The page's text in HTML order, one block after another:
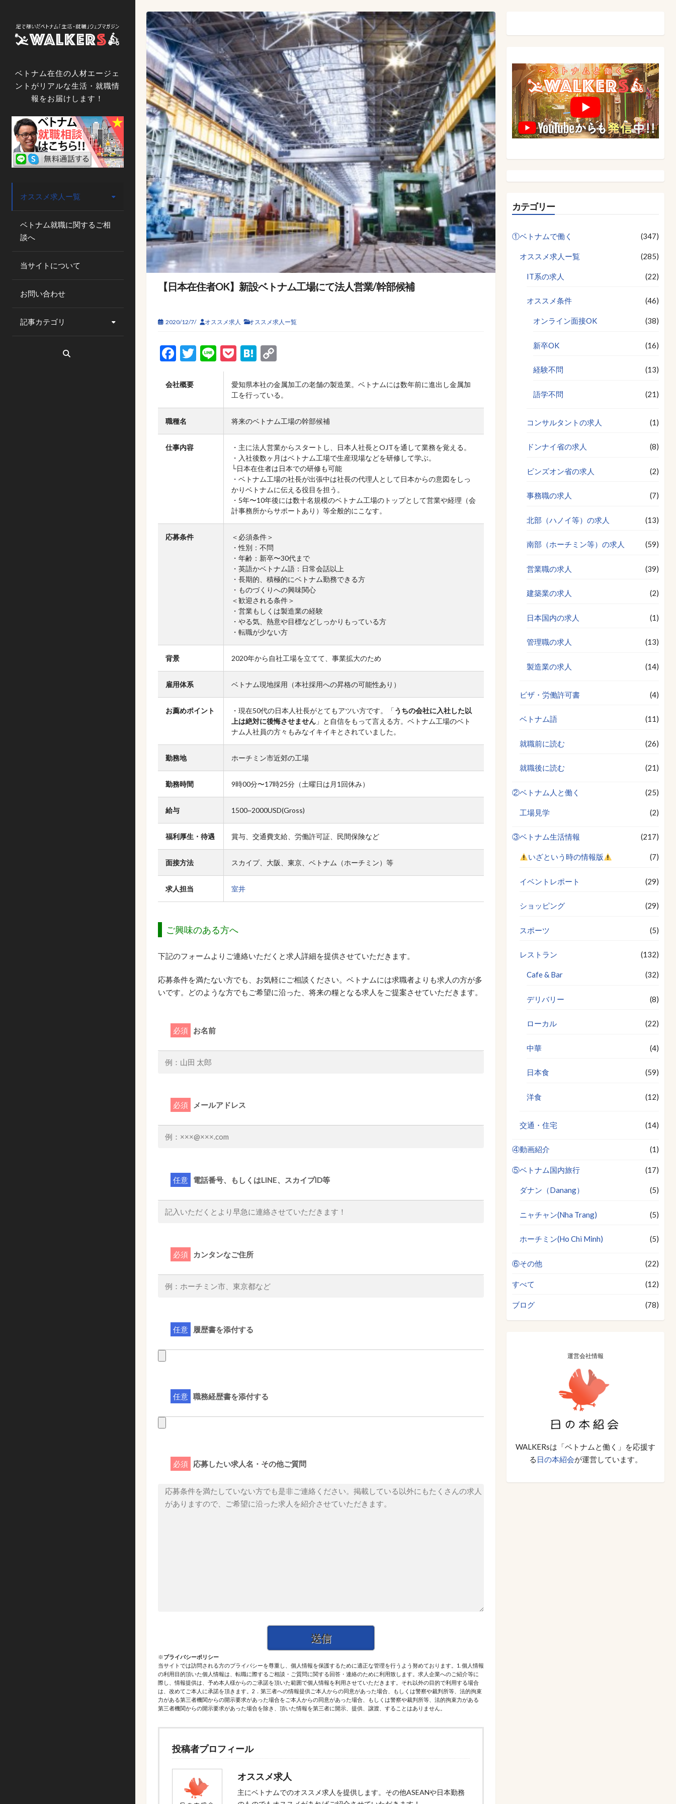
ベトナム在住の人材エージェ
ントがリアルな生活・就職情
報をお届けします！
オススメ求人ー覧
ベトナム就職に関するご相
談へ
当サイトについて
お問い合わせ
記事カテゴリ
【日本在住者OK】新設ベトナム工場にて法人営業/幹部候補
2020/12/7/ オススメ求人 オススメ求人ー覧
Facebook
Twitter
LinePocketHatena
Copy
会社概要
愛知県本社の金属加工の老舗の製造業。ベトナムには数年前に進出し金属加
工を行っている。
職種名 将来のベトナム工場の幹部候補
仕事内容
・主に法人営業からスタートし、日本人社長とOJTを通して業務を覚える。
・入社後数ヶ月はベトナム工場で生産現場などを研修して学ぶ。
└日本在住者は日本での研修も可能
・ベトナム工場の社長が出張中は社長の代理人として日本からの意図をしっ
かりベトナムに伝える役目を担う。
・5年〜10年後には数十名規模のベトナム工場のトップとして営業や経理（会
計事務所からサポートあり）等全般的にこなす。
応募条件
＜必須条件＞
・性別：不問
・年齢：新卒〜30代まで
・英語かベトナム語：日常会話以上
・長期的、積極的にベトナム勤務できる方
・ものづくりへの興味関心
＜歓迎される条件＞
・営業もしくは製造業の経験
・やる気、熱意や目標などしっかりもっている方
・転職が少ない方
背景 2020年から自社工場を立てて、事業拡大のため
雇用体系 ベトナム現地採用（本社採用への昇格の可能性あり）
お薦めポイント ・現在50代の日本人社長がとてもアツい方です。「うちの会社に入社した以
上は絶対に後悔させません」と自信をもって言える方。ベトナム工場のベト
ナム人社員の方々もみなイキイキとされていました。
勤務地 ホーチミン市近郊の工場
勤務時間 9時00分〜17時25分（土曜日は月1回休み）
給与 1500~2000USD(Gross)
福利厚生・待遇 賞与、交通費支給、労働許可証、民間保険など
面接方法 スカイプ、大阪、東京、ベトナム（ホーチミン）等
求人担当 室井
ご興味のある方へ
下記のフォームよりご連絡いただくと求人詳細を提供させていただきます。
応募条件を満たない方でも、お気軽にご相談ください。ベトナムには求職者よりも求人の方が多
いです。どのような方でもご希望に沿った、将来の糧となる求人をご提案させていただきます。
必須 お名前
必須 メールアドレス
任意 電話番号、もしくはLINE、スカイプID等
必須 カンタンなご住所
任意 履歴書を添付する
任意 職務経歴書を添付する
必須 応募したい求人名・その他ご質問
※プライバシーポリシー
当サイトでは訪問される方のプライバシーを尊重し、個人情報を保護するために適正な管理を行うよう努めております。1. 個人情報
の利用目的頂いた個人情報は、転職に際するご相談・ご質問に関する回答・連絡のために利用致します。求人企業へのご紹介等に
際し、情報提供は、予め本人様からのご承諾を頂いた範囲で個人情報を利用させていただきます。それ以外の目的で利用する場合
は、改めてご本人に承諾を頂きます。2．第三者への情報提供ご本人からの同意があった場合、もしくは警察や裁判所等、法的拘束
力がある第三者機関からの開示要求があった場合をご本人からの同意があった場合、もしくは警察や裁判所等、法的拘束力がある
第三者機関からの開示要求があった場合を除き、頂いた情報を第三者に開示、提供、譲渡、することはありません。
投稿者プロフィール
オススメ求人
主にベトナムでのオススメ求人を提供します。その他ASEANや日本勤務
カテゴリー
①ベトナムで働く (347)
オススメ求人ー覧 (285)
IT系の求人 (22)
オススメ条件 (46)
オンライン面接OK (38)
新卒OK (16)
経験不問 (13)
語学不問 (21)
コンサルタントの求人 (1)
ドンナイ省の求人 (8)
ビンズオン省の求人 (2)
事務職の求人 (7)
北部（ハノイ等）の求人 (13)
南部（ホーチミン等）の求人 (59)
営業職の求人 (39)
建築業の求人 (2)
日本国内の求人 (1)
管理職の求人 (13)
製造業の求人 (14)
ビザ・労働許可書 (4)
ベトナム語 (11)
就職前に読む (26)
就職後に読む (21)
②ベトナム人と働く (25)
工場見学 (2)
③ベトナム生活情報 (217)
いざという時の情報版 (7)
イベントレポート (29)
ショッピング (29)
スポーツ (5)
レストラン (132)
Cafe & Bar (32)
デリバリー (8)
ローカル (22)
中華 (4)
日本食 (59)
洋食 (12)
交通・住宅 (14)
④動画紹介 (1)
⑤ベトナム国内旅行 (17)
ダナン（Danang） (5)
ニャチャン(Nha Trang) (5)
ホーチミン(Ho Chi Minh) (5)
⑥その他 (22)
すべて (12)
ブログ (78)
運営会社情報
WALKERsは「ベトナムと働く」を応援す
る 日の本紹会が運営しています。